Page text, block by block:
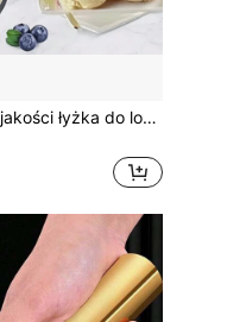
1 szt. Wysokiej jakości łyżka do lodów ze stali nierdzewnej z łatwą w użyciu konstrukcją - solidny i wygodny uchwyt, idealny do mrożonych deserów i kulek melonowych